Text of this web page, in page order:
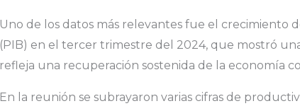
Uno de los datos más relevantes fue el
(PIB) en el tercer trimestre del 2024, que mostró
refleja una recuperación sostenida de la economía
En la reunión se subrayaron varias cifras de